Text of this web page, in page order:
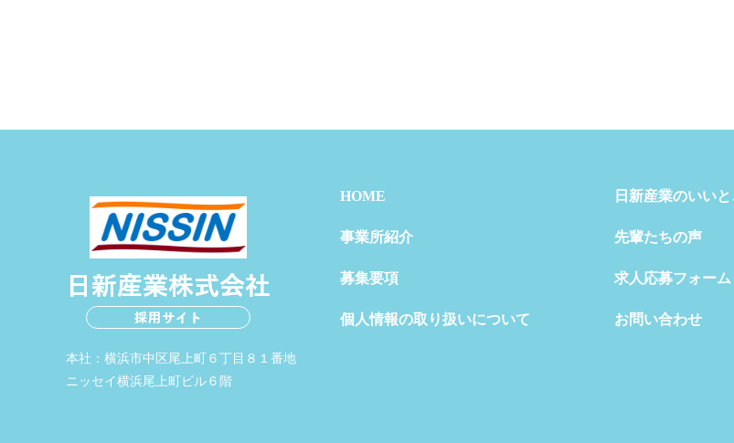
本社：横浜市中区尾上町６丁目８１番地
ニッセイ横浜尾上町ビル６階
HOME 日新産業のいい
事業所紹介 先輩たちの声
募集要項 求人応募フォーム
個人情報の取り扱いについて お問い合わせ